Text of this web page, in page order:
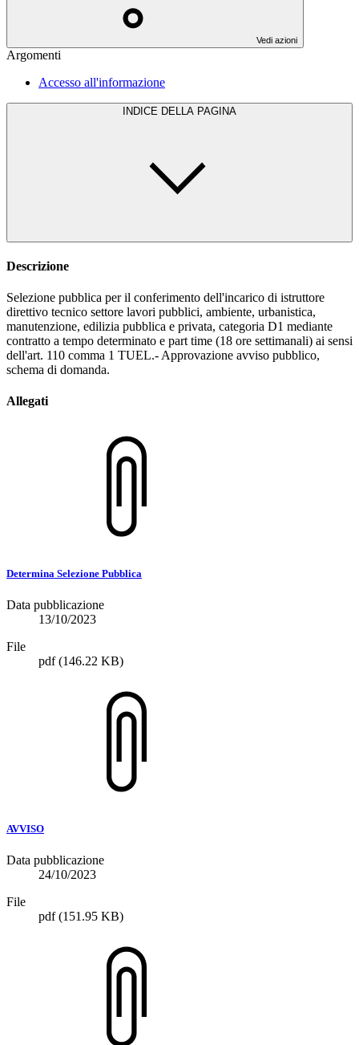
Vedi azioni
Argomenti
Accesso all'informazione
INDICE DELLA PAGINA
Descrizione
Selezione pubblica per il conferimento dell'incarico di istruttore
direttivo tecnico settore lavori pubblici, ambiente, urbanistica,
manutenzione, edilizia pubblica e privata, categoria D1 mediante
contratto a tempo determinato e part time (18 ore settimanali) ai sensi
dell'art. 110 comma 1 TUEL.- Approvazione avviso pubblico,
schema di domanda.
Allegati
Determina Selezione Pubblica
Data pubblicazione
13/10/2023
File
pdf(146.22 KB)
AVVISO
Data pubblicazione
24/10/2023
File
pdf(151.95 KB)